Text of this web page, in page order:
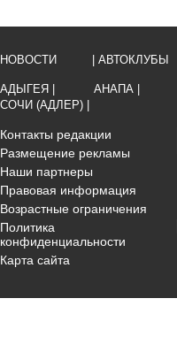
НОВОСТИ | АВТОКЛУБЫ
АДЫГЕЯ | АНАПА |
СОЧИ (АДЛЕР) |
Контакты редакции
Размещение рекламы
Наши партнеры
Правовая информация
Возрастные ограничения
Политика
конфиденциальности
Карта сайта